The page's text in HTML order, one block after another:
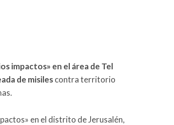
impactos» en el área de Tel
de misilescontra territorio
en el distrito de Jerusalén,